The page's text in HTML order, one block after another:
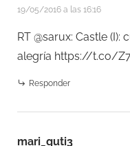
19/05/2016 a las 16:16
RT @sarux: Castle
alegría https://t.co/
Responder
mari_guti3